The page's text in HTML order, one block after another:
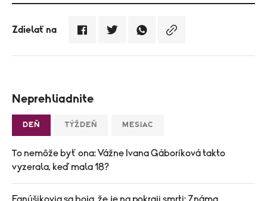
Zdielať na
Neprehliadnite
DEŇ TÝŽDEŇ MESIAC
To nemôže byť ona: Vážne Ivana Gáboríková takto
vyzerala, keď mala 18?